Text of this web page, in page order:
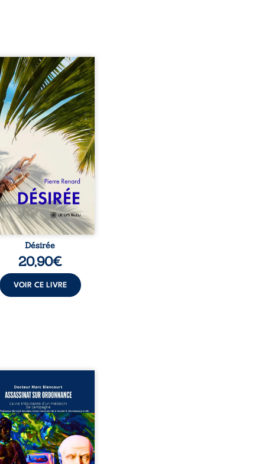
Pierre, jeune retraité,
qu’il est devenu une
femme métissée de
ans. À peine a-t-il
à apprivoiser ce
corps qu’Ange surgit
sa vie et fait vaciller
ses certitudes. Entre
est immédiate,
jusqu’à ce qu’un
familial fasse planer
: et s’ils étaient
demi-frère et ...
Désirée
20,90€
VOIR CE LIVRE
sur ordonnance –
trépidante d’un médecin
est la réédition
et actualisée du
du Docteur Marc
ancien médecin de
qui revient sur son
médical, syndical et